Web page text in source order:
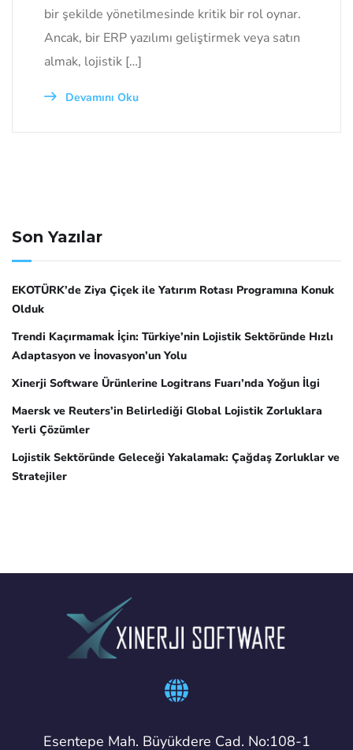
bir şekilde yönetilmesinde kritik bir rol oynar.
Ancak, bir ERP yazılımı geliştirmek veya satın
almak, lojistik […]
Devamını Oku
Son Yazılar
EKOTÜRK’de Ziya Çiçek ile Yatırım Rotası Programına Konuk
Olduk
Trendi Kaçırmamak İçin: Türkiye’nin Lojistik Sektöründe Hızlı
Adaptasyon ve İnovasyon’un Yolu
Xinerji Software Ürünlerine Logitrans Fuarı’nda Yoğun İlgi
Maersk ve Reuters’in Belirlediği Global Lojistik Zorluklara
Yerli Çözümler
Lojistik Sektöründe Geleceği Yakalamak: Çağdaş Zorluklar ve
Stratejiler
Esentepe Mah. Büyükdere Cad. No:108-1